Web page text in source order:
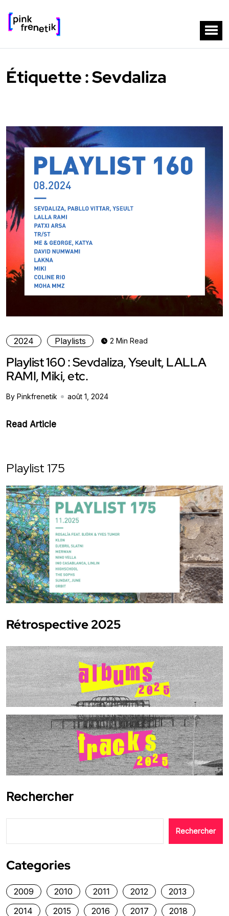
Étiquette :Sevdaliza
2024 Playlists 2 Min Read
Playlist 160 : Sevdaliza, Yseult, LALLA
RAMI, Miki, etc.
By Pinkfrenetik août 1, 2024
Read Article
Playlist 175
Rétrospective 2025
Rechercher
Rechercher
Categories
2009 2010 2011 2012
2013
2014
2015 2016 2017 2018